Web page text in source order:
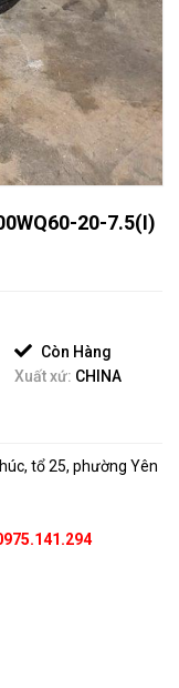
20-7.5(I)
Còn Hàng
Xuất xứ: CHINA
tổ 25, phường Yên